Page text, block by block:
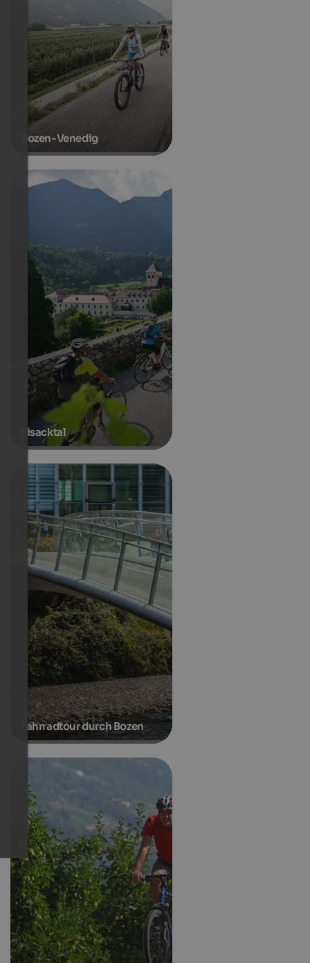
Bozen-Venedig
Eisacktal
Fahrradtour durch Bozen